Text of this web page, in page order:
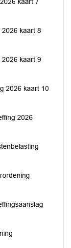
2026 kaart 8
2026 kaart 9
2026 kaart 10
2026